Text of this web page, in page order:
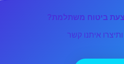
ביטוח משתלמת?
ותיצרו איתנו קשר